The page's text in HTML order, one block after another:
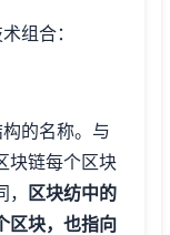
组合：
的名称。与
块链每个区块
区块纺中的
区块，也指向